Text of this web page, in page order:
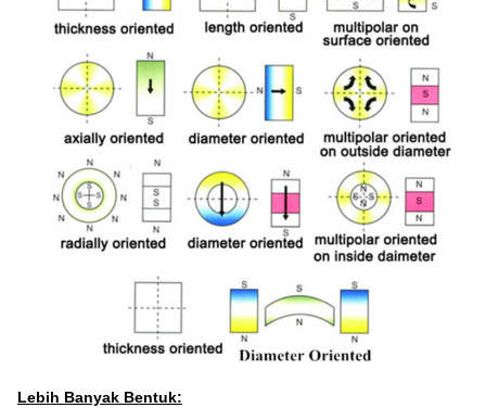
Lebih Banyak Bentuk: